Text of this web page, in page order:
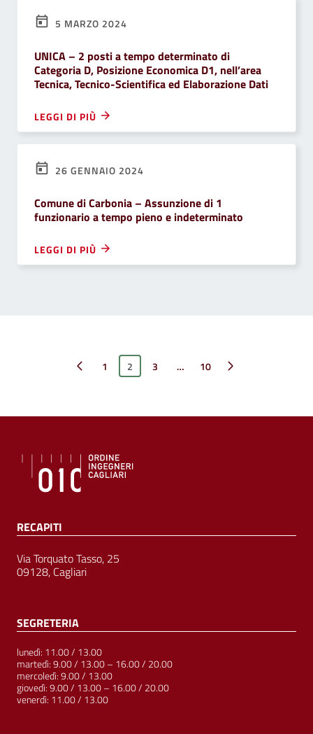
5 MARZO 2024
UNICA – 2 posti a tempo determinato di
Categoria D, Posizione Economica D1, nell’area
Tecnica, Tecnico-Scientifica ed Elaborazione Dati
LEGGI DI PIÙ
26 GENNAIO 2024
Comune di Carbonia – Assunzione di 1
funzionario a tempo pieno e indeterminato
LEGGI DI PIÙ
Pagina precedente
1 2 3 … 10
Pagina successiva
RECAPITI
Via Torquato Tasso, 25
09128, Cagliari
SEGRETERIA
lunedì: 11.00 / 13.00
martedì: 9.00 / 13.00 – 16.00 / 20.00
mercoledì: 9.00 / 13.00
giovedì: 9.00 / 13.00 – 16.00 / 20.00
venerdì: 11.00 / 13.00